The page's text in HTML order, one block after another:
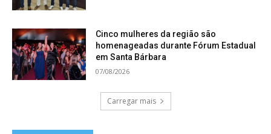
Cinco mulheres da região são
homenageadas durante Fórum Estadual
em Santa Bárbara
07/08/2026
Carregar mais